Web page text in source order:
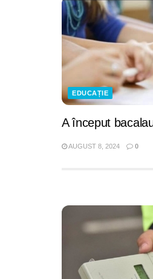
EDUCAȚIE
A început
AUGUST 8, 2024 0